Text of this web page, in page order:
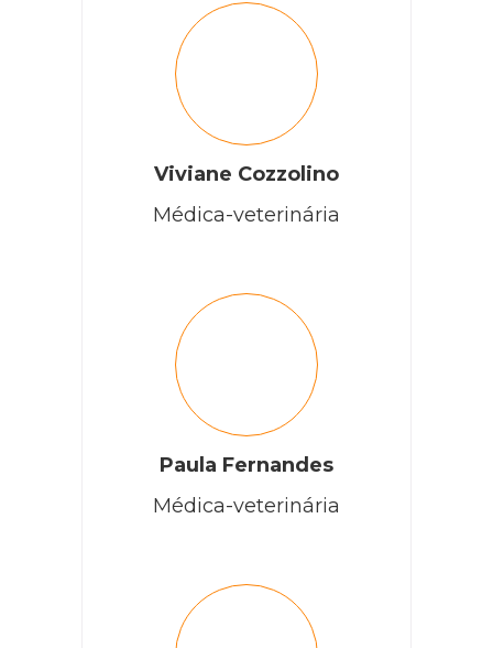
Viviane Cozzolino
Médica-veterinária
Paula Fernandes
Médica-veterinária